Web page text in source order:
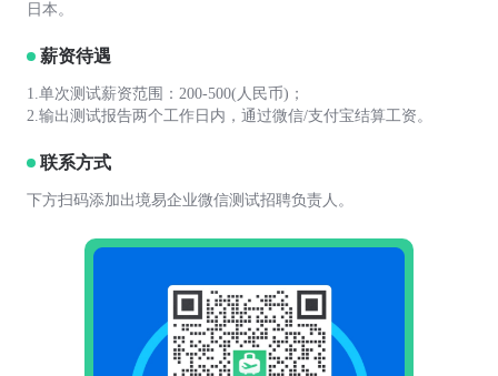
日本。
薪资待遇
1.单次测试薪资范围：200-500(人民币)；
2.输出测试报告两个工作日内，通过微信/支付宝结算工资。
联系方式
下方扫码添加出境易企业微信测试招聘负责人。